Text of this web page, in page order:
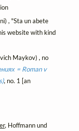
, "Sta un abete
website with kind
Maykov) , no
= Roman v
, no. 1 [an
, Hoffmann und